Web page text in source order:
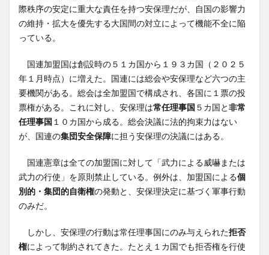
際秩序の安定に重大な責任を持つ安保理だが、自国の影響力
の維持・拡大を優先する大国間の対立によって機能不全に陥
っている。
国連加盟国は創設時の５１カ国から１９３カ国（２０２５
年１月時点）に増えた。国連には総会や安保理など六つの主
要機関がある。総会は全加盟国で構成され、各国に１票の投
票権がある。これに対し、安保理は常任理事国 ５カ国と非常
任理事国 １０カ国から成る。総会決議に法的拘束力はない
が、国連の集団安全保障に担う安保理の決議にはある。
国連憲章は全ての加盟国に対して「武力による威嚇または
武力の行使」を原則禁止している。例外は、加盟国による個
別的・集団的自衛権の発動と、安保理決定に基づく軍事行動
のみだ。
しかし、安保理の行動は常任理事国にのみ与えられた拒否
権によって制約されてきた。たとえ１カ国でも拒否権を行使